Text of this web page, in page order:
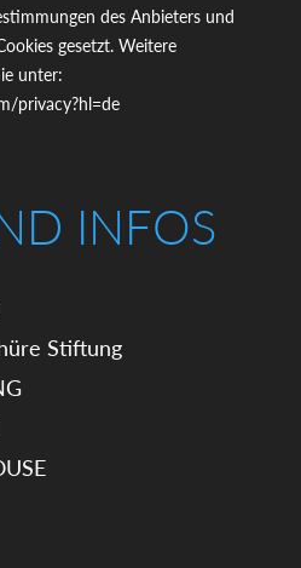
des Anbieters und
gesetzt. Weitere
unter:
privacy?hl=de
INFOS
Stiftung